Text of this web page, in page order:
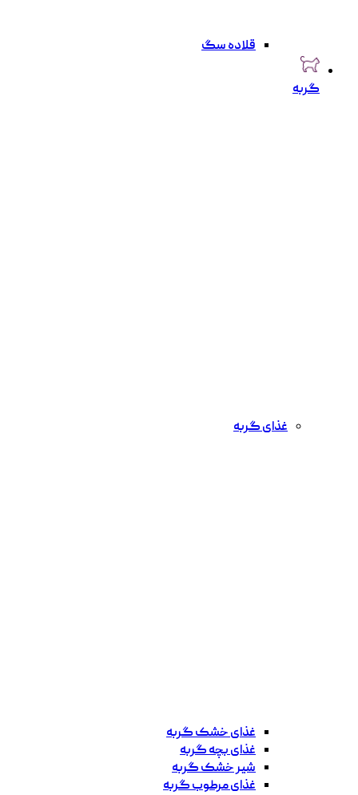
قلاده سگ
گربه
غذای گربه
غذای خشک گربه
غذای بچه گربه
شیر خشک گربه
غذای مرطوب گربه